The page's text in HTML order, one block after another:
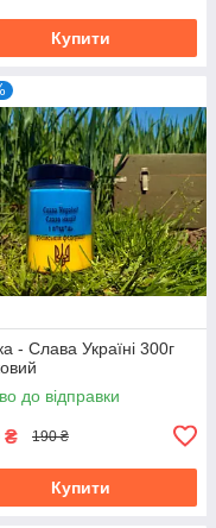
Купити
- Слава Україні 300г
до відправки
₴ 190 ₴
Купити